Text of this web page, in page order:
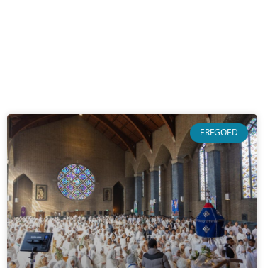
ERFGOED